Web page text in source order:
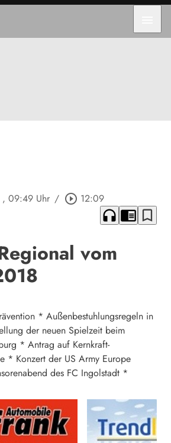
, 09:49 Uhr / play_circle_outline 12:09
headphones chrome_reader_mode bookmark_border
vom
* Außenbestuhlungsregeln in
der neuen Spielzeit beim
* Antrag auf Kernkraft-
* Konzert der US Army Europe
des FC Ingolstadt *